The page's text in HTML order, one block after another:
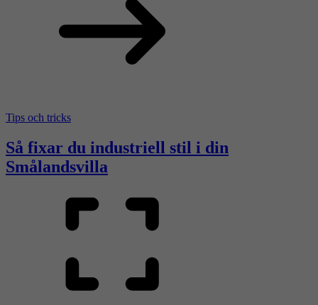
Tips och tricks
Så fixar du industriell stil i din
Smålandsvilla